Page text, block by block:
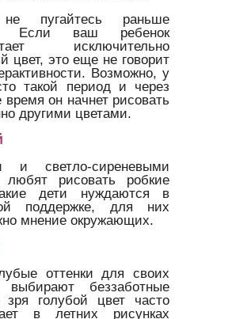
пугайтесь раньше
Если ваш ребенок
исключительно
цвет, это еще не говорит
Возможно, у
такой период и через
время он начнет рисовать
другими цветами.
и светло-сиреневыми
любят рисовать робкие
дети нуждаются в
поддержке, для них
мнение окружающих.
оттенки для своих
выбирают беззаботные
голубой цвет часто
в летних рисунках